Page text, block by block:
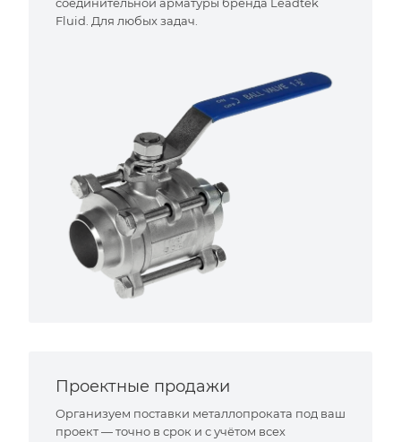
Fluid. Для любых задач.
Проектные продажи
Организуем поставки металлопроката под ваш
проект — точно в срок и с учётом всех